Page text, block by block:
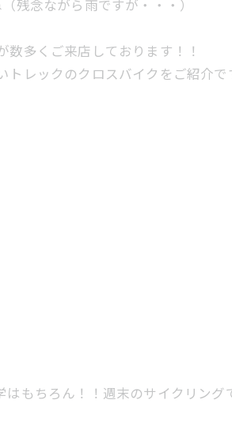
残念ながら雨ですが・・・）
多くご来店しております！！
トレックのクロスバイクをご紹介
もちろん！！週末のサイクリン